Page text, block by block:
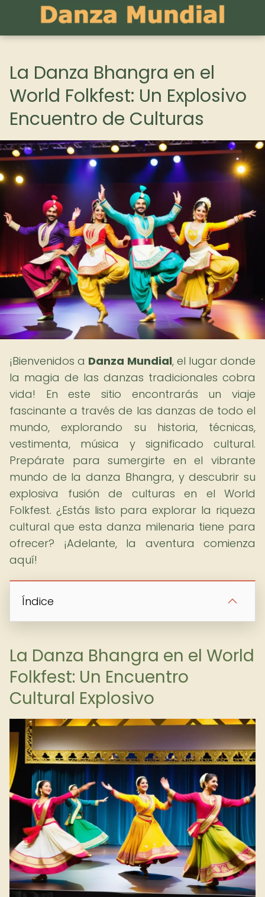
La Danza Bhangra en el
World Folkfest: Un Explosivo
Encuentro de Culturas
¡Bienvenidos a Danza Mundial, el lugar donde
la magia de las danzas tradicionales cobra
vida! En este sitio encontrarás un viaje
fascinante a través de las danzas de todo el
mundo, explorando su historia, técnicas,
vestimenta, música y significado cultural.
Prepárate para sumergirte en el vibrante
mundo de la danza Bhangra, y descubrir su
explosiva fusión de culturas en el World
Folkfest. ¿Estás listo para explorar la riqueza
cultural que esta danza milenaria tiene para
ofrecer? ¡Adelante, la aventura comienza
aquí!
Índice
La Danza Bhangra en el World
Folkfest: Un Encuentro
Cultural Explosivo